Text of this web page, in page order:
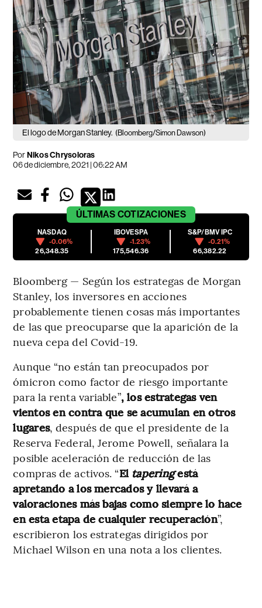
El logo de Morgan Stanley. (Bloomberg/Simon Dawson)
PorNikos Chrysoloras
06 de diciembre, 2021 | 06:22 AM
ÚLTIMAS COTIZACIONES
NASDAQ
-0.06%
26,348.35
IBOVESPA
-1.23%
175,546.36
S&P/BMV IPC
-0.21%
66,382.22
Bloomberg — Según los estrategas de Morgan
Stanley, los inversores en acciones
probablemente tienen cosas más importantes
de las que preocuparse que la aparición de la
nueva cepa del Covid-19.
Aunque “no están tan preocupados por
ómicron como factor de riesgo importante
para la renta variable”, los estrategas ven
vientos en contra que se acumulan en otros
lugares, después de que el presidente de la
Reserva Federal, Jerome Powell, señalara la
posible aceleración de reducción de las
compras de activos. “El taperingestá
apretando a los mercados y llevará a
valoraciones más bajas como siempre lo hace
en esta etapa de cualquier recuperación”,
escribieron los estrategas dirigidos por
Michael Wilson en una nota a los clientes.